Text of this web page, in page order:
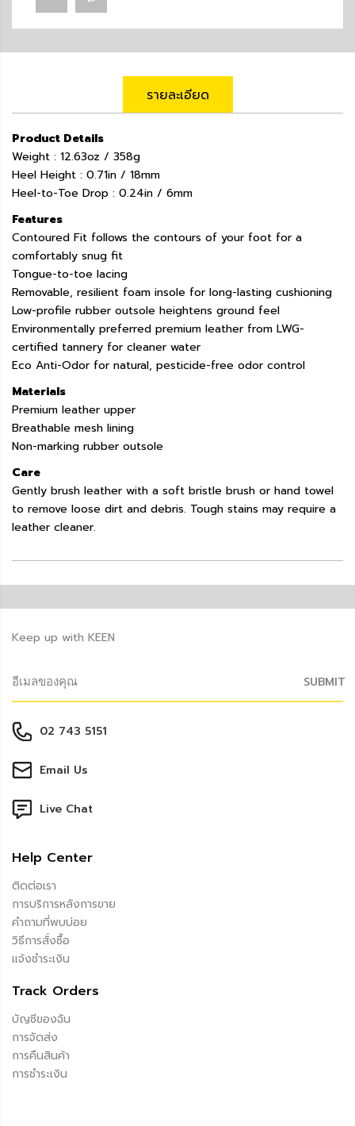
รายละเอียด
Product Details
Weight : 12.63oz / 358g
Heel Height : 0.71in / 18mm
Heel-to-Toe Drop : 0.24in / 6mm
Features
Contoured Fit follows the contours of your foot for a
comfortably snug fit
Tongue-to-toe lacing
Removable, resilient foam insole for long-lasting cushioning
Low-profile rubber outsole heightens ground feel
Environmentally preferred premium leather from LWG-
certified tannery for cleaner water
Eco Anti-Odor for natural, pesticide-free odor control
Materials
Premium leather upper
Breathable mesh lining
Non-marking rubber outsole
Care
Gently brush leather with a soft bristle brush or hand towel
to remove loose dirt and debris. Tough stains may require a
leather cleaner.
Keep up with KEEN
SUBMIT
02 743 5151
Email Us
Live Chat
Help Center
ติดต่อเรา
การบริการหลังการขาย
คำถามที่พบบ่อย
วิธีการสั่งซื้อ
แจ้งชำระเงิน
Track Orders
บัญชีของฉัน
การจัดส่ง
การคืนสินค้า
การชำระเงิน